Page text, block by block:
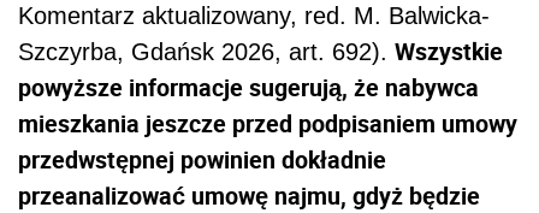
Komentarz aktualizowany, red. M. Balwicka-
Szczyrba, Gdańsk 2026, art. 692). Wszystkie
powyższe informacje sugerują, że nabywca
mieszkania jeszcze przed podpisaniem umowy
przedwstępnej powinien dokładnie
przeanalizować umowę najmu, gdyż będzie